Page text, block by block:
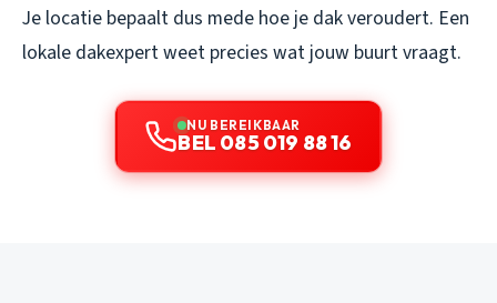
Je locatie bepaalt dus mede hoe je dak veroudert. Een
lokale dakexpert weet precies wat jouw buurt vraagt.
NU BEREIKBAAR
BEL 085 019 88 16